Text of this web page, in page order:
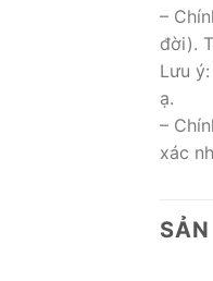
–
đời).
Lưu
ạ.
–
xác